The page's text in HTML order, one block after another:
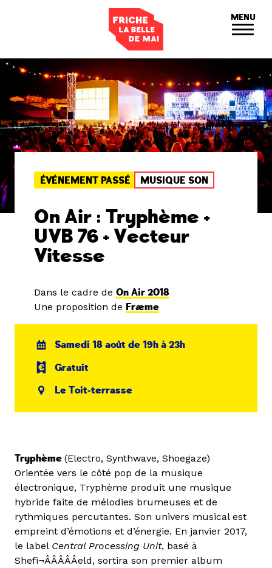
MENU
ÉVÉNEMENT PASSÉ MUSIQUE SON
On Air : Tryphème +
UVB 76 + Vecteur
Vitesse
Dans le cadre de On Air 2018
Une proposition de Fræme
Samedi 18 août de 19h à 23h
Gratuit
Le Toit-terrasse
Tryphème (Electro, Synthwave, Shoegaze)
Orientée vers le côté pop de la musique
électronique, Tryphème produit une musique
hybride faite de mélodies brumeuses et de
rythmiques percutantes. Son univers musical est
empreint d’émotions et d’énergie. En janvier 2017,
le label Central Processing Unit, basé à
Shefï¬ÂÂÂÂÂeld, sortira son premier album
Panneau de gestion des cookies